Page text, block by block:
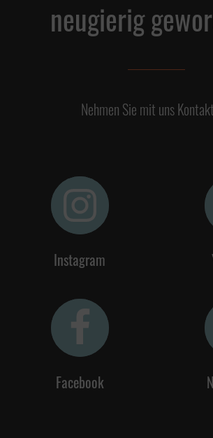
neugierig
Nehmen Sie mit uns
Instagram
Facebook